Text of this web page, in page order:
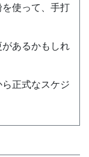
使って、手打
あるかもしれ
正式なスケジ